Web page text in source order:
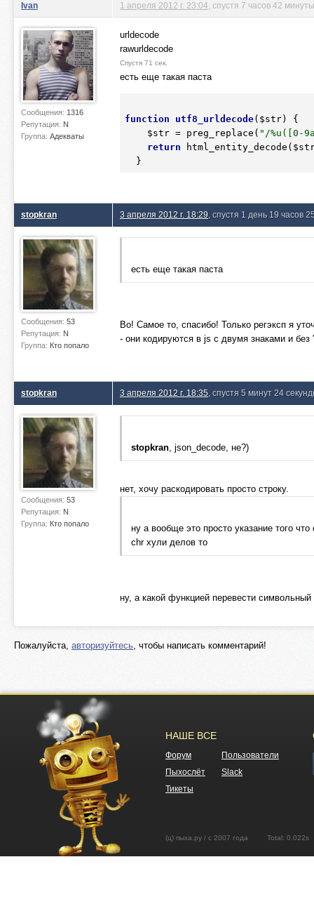
Ivan
Сообщения: 1316
Репутация: N
Группа: Адекваты
1 апреля 2012 г. 23:04 , спустя 7 часов 42
urldecode
rawurldecode
Спустя 71 сек.
есть еще такая паста
function utf8_urldecode( $str)
{
$str = preg_replace( "/%u([0-
return html_entity_decode(
  }
stopkran
Сообщения: 53
Репутация: N
Группа: Кто попало
3 апреля 2012 г. 18:29 , спустя 1 день 19 часов
есть еще такая паста
Во! Самое то, спасибо! Только регэксп я
- они кодируются в js с двумя знаками и без
stopkran
Сообщения: 53
Репутация: N
Группа: Кто попало
3 апреля 2012 г. 18:35 , спустя 5 минут 24
stopkran, json_decode, не?)
нет, хочу раскодировать просто строку.
ну а вообще это просто указание того
chr хули делов то
ну, а какой функцией перевести
Пожалуйста, авторизуйтесь, чтобы написать комментарий!
НАШЕ ВСЕ
Форум
Пользователи
Пыхослёт
Slack
Тикеты
(ц) пыха.ру / с 2007 года Total: